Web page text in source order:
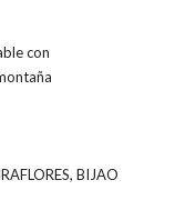
con
BIJAO